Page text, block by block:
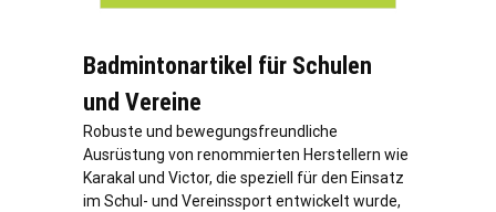
Badmintonartikel für Schulen
und Vereine
Robuste und bewegungsfreundliche
Ausrüstung von renommierten Herstellern wie
Karakal und Victor, die speziell für den Einsatz
im Schul- und Vereinssport entwickelt wurde,